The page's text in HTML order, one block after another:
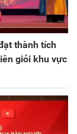
thành tích
giỏi khu vực